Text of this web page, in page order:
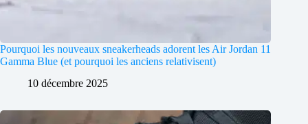
Pourquoi les nouveaux sneakerheads adorent les Air Jordan 11
Gamma Blue (et pourquoi les anciens relativisent)
10 décembre 2025